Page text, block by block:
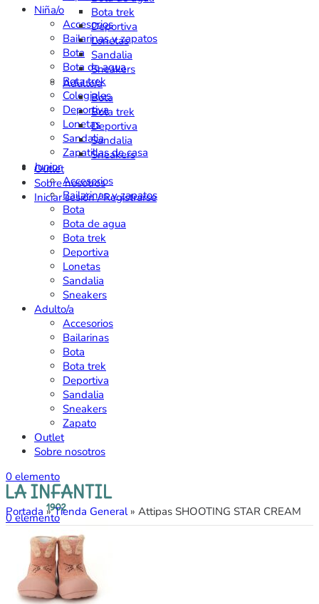
Niña/o
Accesorios
Bailarinas y zapatos
Bota
Bota de agua
Bota trek
Colegiales
Deportiva
Lonetas
Sandalia
Zapatillas de casa
Junior
Accesorios
Bailarinas y zapatos
Bota
Bota de agua
Bota trek
Deportiva
Lonetas
Sandalia
Sneakers
Adulto/a
Accesorios
Bailarinas
Bota
Bota trek
Deportiva
Sandalia
Sneakers
Zapato
Outlet
Sobre nosotros
0 elemento
0elemento
Portada »Tienda General» Attipas SHOOTING STAR CREAM
Bota trek
Deportiva
Lonetas
Sandalia
Sneakers
Adulto/a
Bota
Bota trek
Deportiva
Sandalia
Sneakers
Outlet
Sobre nosotros
Iniciar sesión / Registrarse